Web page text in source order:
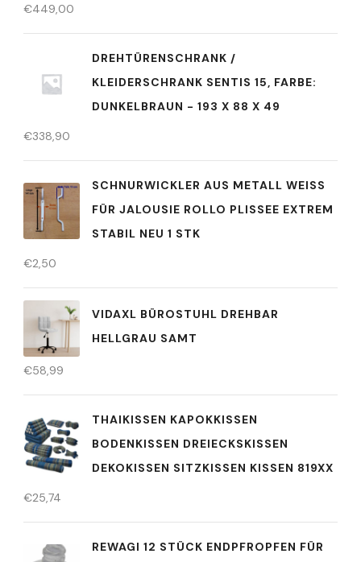
€449,00
DREHTÜRENSCHRANK /
KLEIDERSCHRANK SENTIS 15, FARBE:
DUNKELBRAUN - 193 X 88 X 49
€338,90
SCHNURWICKLER AUS METALL WEISS F
ÜR JALOUSIE ROLLO PLISSEE EXTREM S
TABIL NEU 1 STK
€2,50
VIDAXL BÜROSTUHL DREHBAR
HELLGRAU SAMT
€58,99
THAIKISSEN KAPOKKISSEN
BODENKISSEN DREIECKSKISSEN
DEKOKISSEN SITZKISSEN KISSEN 819XX
€25,74
REWAGI 12 STÜCK ENDPFROPFEN FÜR